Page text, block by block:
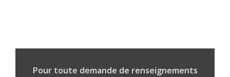
Pour toute demande de renseignements